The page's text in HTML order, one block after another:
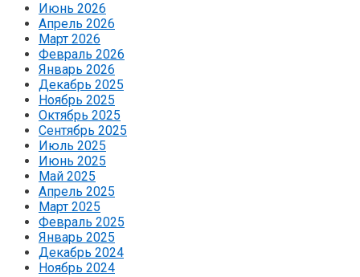
Июнь 2026
Апрель 2026
Март 2026
Февраль 2026
Январь 2026
Декабрь 2025
Ноябрь 2025
Октябрь 2025
Сентябрь 2025
Июль 2025
Июнь 2025
Май 2025
Апрель 2025
Март 2025
Февраль 2025
Январь 2025
Декабрь 2024
Ноябрь 2024